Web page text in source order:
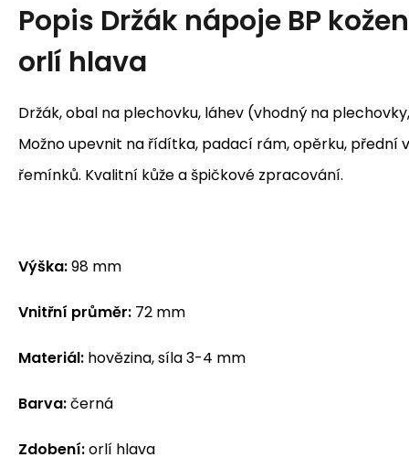
Popis Držák nápoje BP
orlí hlava
Držák, obal na plechovku, láhev (vhodný na
Možno upevnit na řídítka, padací rám, opěrku, přední
řemínků. Kvalitní kůže a špičkové zpracování.
Výška:98 mm
Vnitřní průměr: 72 mm
Materiál: hovězina, síla 3-4 mm
Barva:černá
Zdobení:orlí hlava